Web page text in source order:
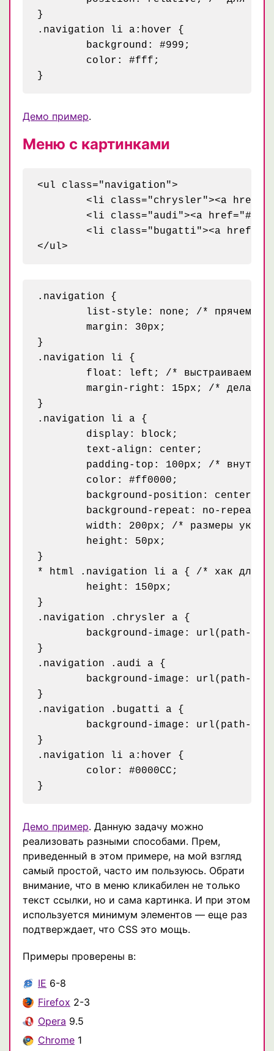
}
.navigation li a:hover {
Демо пример.
Меню с картинками
<ul class="navigation">
.navigation {
}
.navigation li {
}
.navigation li a {
}
* html .navigation li a { /* хак для IE6,
}
.navigation .chrysler a {
}
.navigation .audi a {
}
.navigation .bugatti a {
}
.navigation li a:hover {
Демо пример. Данную задачу можно
реализовать разными способами. Прем,
приведенный в этом примере, на мой взгляд
самый простой, часто им пользуюсь. Обрати
внимание, что в меню кликабилен не только
текст ссылки, но и сама картинка. И при этом
используется минимум элементов — еще раз
подтверждает, что CSS это мощь.
Примеры проверены в:
IE 6-8
Firefox 2-3
Opera 9.5
Chrome 1